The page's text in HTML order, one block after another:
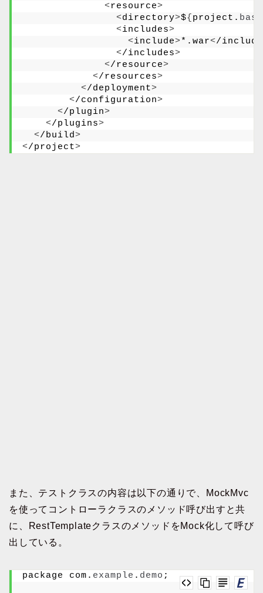
<resource>
<directory>${ project.
<includes>
<include>*.war</include
</includes>
</resource>
</resources>
</deployment>
</configuration>
</plugin>
</plugins>
</build>
</project>
また、テストクラスの内容は以下の通りで、MockMvc
を使ってコントローラクラスのメソッド呼び出すと共
に、RestTemplateクラスのメソッドをMock化して呼び
出している。
package com. example . demo ;